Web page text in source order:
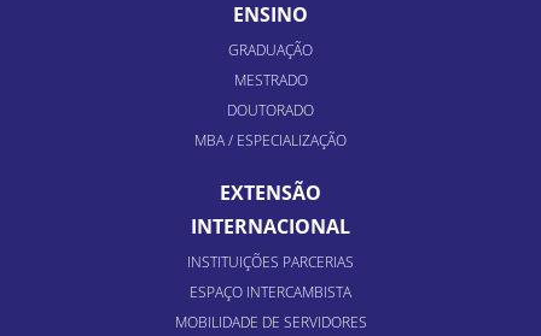
ENSINO
GRADUAÇÃO
MESTRADO
DOUTORADO
MBA / ESPECIALIZAÇÃO
EXTENSÃO
INTERNACIONAL
INSTITUIÇÕES PARCERIAS
ESPAÇO INTERCAMBISTA
MOBILIDADE DE SERVIDORES